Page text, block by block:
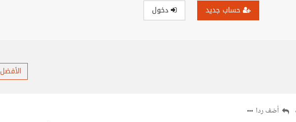
حساب جديد دخول
الأفضل
أضف ردا